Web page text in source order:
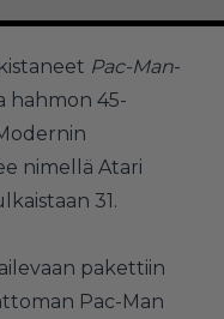
Pac-Man-
hahmon 45-
nimellä Atari
31.
pakettiin
Pac-Man